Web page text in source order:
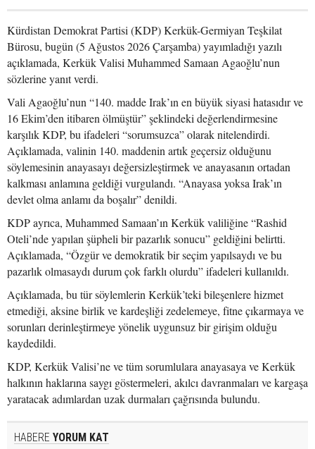
Kürdistan Demokrat Partisi (KDP) Kerkük-Germiyan Teşkilat
Bürosu, bugün (5 Ağustos 2026 Çarşamba) yayımladığı yazılı
açıklamada, Kerkük Valisi Muhammed Samaan Agaoğlu’nun
sözlerine yanıt verdi.
Vali Agaoğlu’nun “140. madde Irak’ın en büyük siyasi hatasıdır ve
16 Ekim’den itibaren ölmüştür” şeklindeki değerlendirmesine
karşılık KDP, bu ifadeleri “sorumsuzca” olarak nitelendirdi.
Açıklamada, valinin 140. maddenin artık geçersiz olduğunu
söylemesinin anayasayı değersizleştirmek ve anayasanın ortadan
kalkması anlamına geldiği vurgulandı. “Anayasa yoksa Irak’ın
devlet olma anlamı da boşalır” denildi.
KDP ayrıca, Muhammed Samaan’ın Kerkük valiliğine “Rashid
Oteli’nde yapılan şüpheli bir pazarlık sonucu” geldiğini belirtti.
Açıklamada, “Özgür ve demokratik bir seçim yapılsaydı ve bu
pazarlık olmasaydı durum çok farklı olurdu” ifadeleri kullanıldı.
Açıklamada, bu tür söylemlerin Kerkük’teki bileşenlere hizmet
etmediği, aksine birlik ve kardeşliği zedelemeye, fitne çıkarmaya ve
sorunları derinleştirmeye yönelik uygunsuz bir girişim olduğu
kaydedildi.
KDP, Kerkük Valisi’ne ve tüm sorumlulara anayasaya ve Kerkük
halkının haklarına saygı göstermeleri, akılcı davranmaları ve kargaşa
yaratacak adımlardan uzak durmaları çağrısında bulundu.
HABERE YORUM KAT